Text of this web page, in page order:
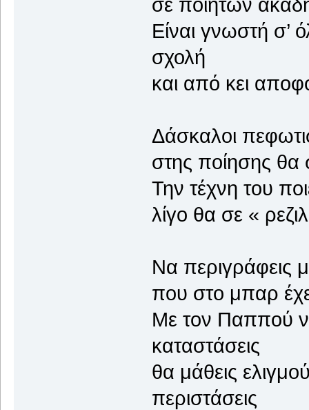
σε ποιητών
Είναι γνωστή σ’
σχολή
και από κει
Δάσκαλοι
στης ποίησης
Την τέχνη του
λίγο θα σε «
Να περιγράφεις
που στο μπαρ
Με τον Παππού
καταστάσεις
θα μάθεις
περιστάσεις